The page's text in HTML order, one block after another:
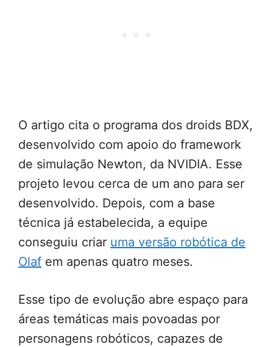
O artigo cita o programa dos droids BDX,
desenvolvido com apoio do framework
de simulação Newton, da NVIDIA. Esse
projeto levou cerca de um ano para ser
desenvolvido. Depois, com a base
técnica já estabelecida, a equipe
conseguiu criar uma versão robótica de
Olaf em apenas quatro meses.
Esse tipo de evolução abre espaço para
áreas temáticas mais povoadas por
personagens robóticos, capazes de